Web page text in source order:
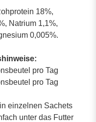
18%,
Natrium 1,1%,
0,005%.
pro Tag
pro Tag
einzelnen Sachets
unter das Futter